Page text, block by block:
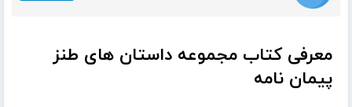
معرفی کتاب مجموعه داستان های طنز
پیمان نامه